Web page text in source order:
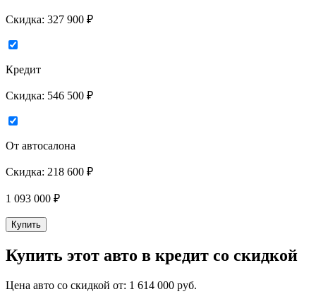
Скидка: 327 900 ₽
Кредит
Скидка: 546 500 ₽
От автосалона
Скидка: 218 600 ₽
1 093 000 ₽
Купить
Купить этот авто в кредит со скидкой
Цена авто со скидкой от: 1 614 000 руб.